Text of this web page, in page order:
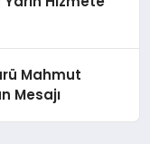
Mahmut
Mesajı